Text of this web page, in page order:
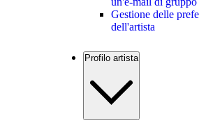
Gestione delle
dell'artista
Profilo artista